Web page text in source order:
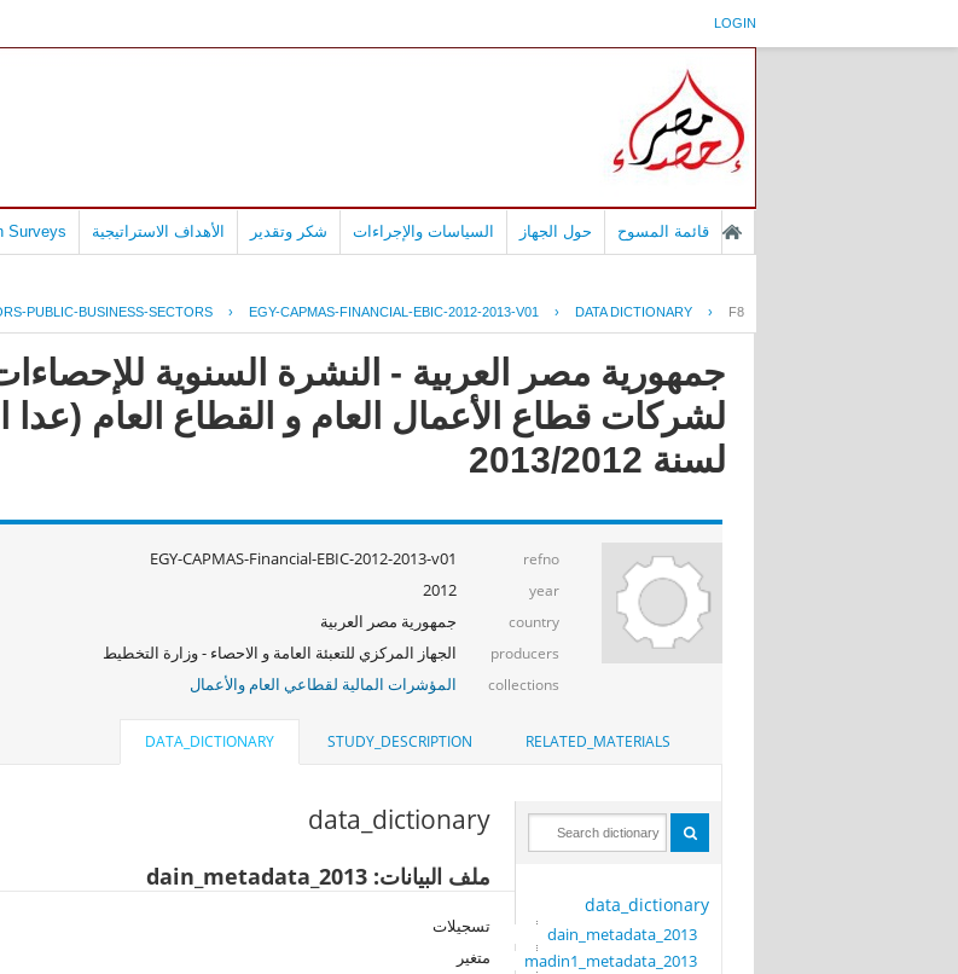
LOGIN
قائمة المسوح حول الجهاز السياسات والإجراءات شكر وتقدير الأهداف الاستراتيجية Surveys
PUBLIC-BUSINESS-SECTORS › EGY-CAPMAS-FINANCIAL-EBIC-2012-2013-V01 › DATA DICTIONARY › F8
جمهورية مصر العربية - النشرة السنوية
لشركات قطاع الأعمال العام و القطاع العام (عدا
لسنة 2013/2012
refno
EGY-CAPMAS-Financial-EBIC-2012-2013-v01
year
2012
country جمهورية مصر العربية
producers الجهاز المركزي للتعبئة العامة و الاحصاء - وزارة التخطيط
collections المؤشرات المالية لقطاعي العام والأعمال
RELATED_MATERIALS
STUDY_DESCRIPTION
DATA_DICTIONARY
data_dictionary
dain_metadata_2013
madin1_metadata_2013
data_dictionary
ملف البيانات: dain_metadata_2013
تسجيلات
متغير